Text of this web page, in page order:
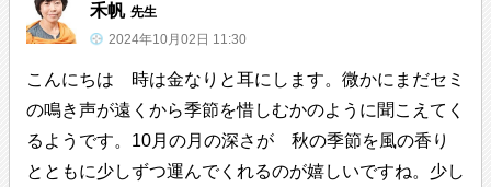
禾帆 先生
2024年10月02日 11:30
こんにちは 時は金なりと耳にします。微かにまだセミ
の鳴き声が遠くから季節を惜しむかのように聞こえてく
るようです。10月の月の深さが 秋の季節を風の香り
とともに少しずつ運んでくれるのが嬉しいですね。少し